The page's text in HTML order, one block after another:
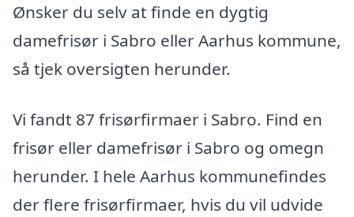
Ønsker du selv at finde en dygtig
damefrisør i Sabro eller Aarhus kommune,
så tjek oversigten herunder.
Vi fandt 87 frisørfirmaer i Sabro. Find en
frisør eller damefrisør i Sabro og omegn
herunder. I hele Aarhus kommunefindes
der flere frisørfirmaer, hvis du vil udvide